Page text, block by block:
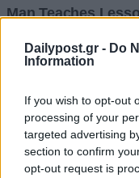
Dailypost.gr - Do
Information
If you wish to opt-out
processing of your
targeted advertising
section to confirm
opt-out request is